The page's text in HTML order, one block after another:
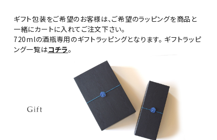
ギフト包装をご希望のお客様は、ご希望のラッピングを商品と
一緒にカートに入れてご注文下さい。
720mlの酒瓶専用のギフトラッピングとなります。 ギフトラッピ
ング一覧はコチラ。